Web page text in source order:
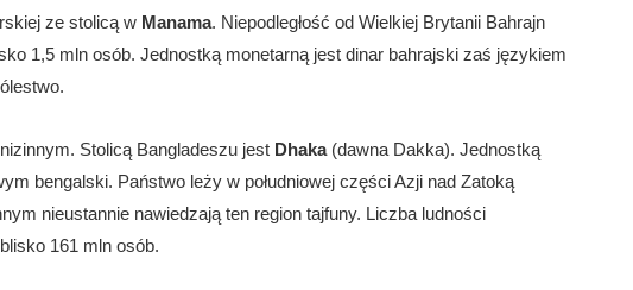
ze stolicą w Manama. Niepodległość od Wielkiej Brytanii Bahrajn
1,5 mln osób. Jednostką monetarną jest dinar bahrajski zaś językiem
Stolicą Bangladeszu jest Dhaka(dawna Dakka). Jednostką
bengalski. Państwo leży w południowej części Azji nad Zatoką
nieustannie nawiedzają ten region tajfuny. Liczba ludności
161 mln osób.